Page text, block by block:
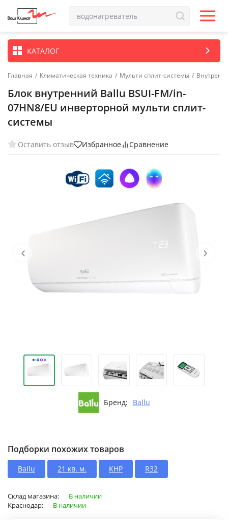
КАТАЛОГ
Главная / Климатическая техника / Мульти сплит-системы /
Блок внутренний Ballu BSUI-FM/in-
07HN8/EU инверторной мульти сплит-
системы
Оставить отзыв Избранное Сравнение
‹ ›
Бренд: Ballu
Подборки похожих товаров
Ballu 21 кв. м. КНР R32
Склад магазина:
В наличии
Краснодар:
В наличии